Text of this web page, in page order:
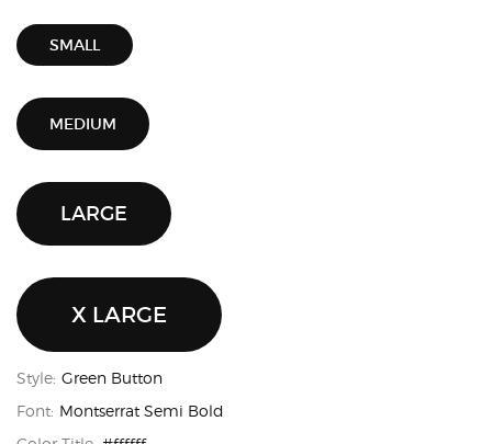
SMALL
MEDIUM
LARGE
X LARGE
Style: Green Button
Font: Montserrat Semi Bold